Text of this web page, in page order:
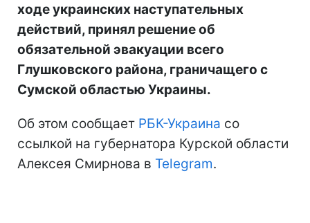
ходе украинских наступательных
действий, принял решение об
обязательной эвакуации всего
Глушковского района, граничащего с
Сумской областью Украины.
Об этом сообщает РБК-Украина со
ссылкой на губернатора Курской области
Алексея Смирнова в Telegram.